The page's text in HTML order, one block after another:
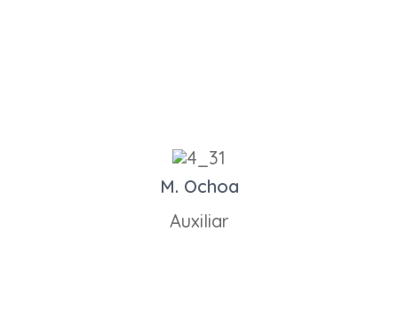
M. Ochoa
Auxiliar